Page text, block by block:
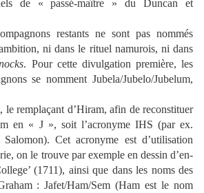
de « passé-maître » du Duncan et
restants ne sont pas nommés
ni dans le rituel namurois, ni dans
. Pour cettedivulgation première, les
se nomment Jubela/Jubelo/Jubelum,
le remplaçant d’Hiram, afin de reconstituer
en « J », soit l’acronyme IHS (par ex.
Salomon). Cet acronyme est d’utilisation
on le trouve par exemple en dessin d’en-
(1711), ainsi que dans les noms des
: Jafet/Ham/Sem (Ham est lenom